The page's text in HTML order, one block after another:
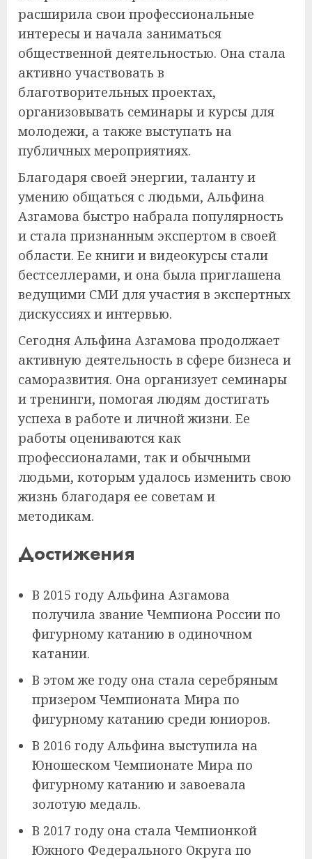
расширила свои профессиональные
интересы и начала заниматься
общественной деятельностью. Она стала
активно участвовать в
благотворительных проектах,
организовывать семинары и курсы для
молодежи, а также выступать на
публичных мероприятиях.
Благодаря своей энергии, таланту и
умению общаться с людьми, Альфина
Азгамова быстро набрала популярность
и стала признанным экспертом в своей
области. Ее книги и видеокурсы стали
бестселлерами, и она была приглашена
ведущими СМИ для участия в экспертных
дискуссиях и интервью.
Сегодня Альфина Азгамова продолжает
активную деятельность в сфере бизнеса и
саморазвития. Она организует семинары
и тренинги, помогая людям достигать
успеха в работе и личной жизни. Ее
работы оцениваются как
профессионалами, так и обычными
людьми, которым удалось изменить свою
жизнь благодаря ее советам и
методикам.
Достижения
В 2015 году Альфина Азгамова
получила звание Чемпиона России по
фигурному катанию в одиночном
катании.
В этом же году она стала серебряным
призером Чемпионата Мира по
фигурному катанию среди юниоров.
В 2016 году Альфина выступила на
Юношеском Чемпионате Мира по
фигурному катанию и завоевала
золотую медаль.
В 2017 году она стала Чемпионкой
Южного Федерального Округа по